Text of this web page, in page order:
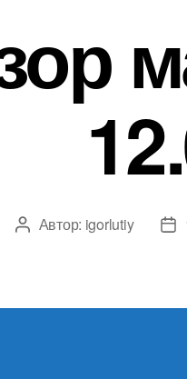
Автор
Автор: igorlutiy